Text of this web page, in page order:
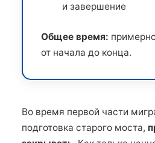
и завершение
Общее время:
от начала до конца.
Во время первой части
подготовка старого моста,